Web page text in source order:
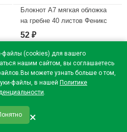
файлы (cookies) для вашего
нашим сайтом, вы соглашаетесь
можете узнать больше о том,
файлы, в нашей Политике
.
×
Блокнот А7 мягкая обложка
на гребне 40 листов Феникс
Собачка в шапочке УФ-лак
арт.74611
В наличии
52 ₽
qr_code